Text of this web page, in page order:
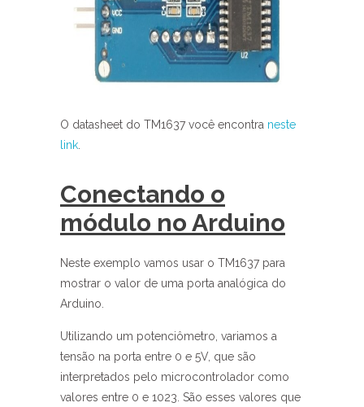
O datasheet do TM1637 você encontra neste
link
Conectando o
módulo no Arduino
Neste exemplo vamos usar o TM1637 para
mostrar o valor de uma porta analógica do
Arduino.
Utilizando um potenciômetro, variamos a
tensão na porta entre 0 e 5V, que são
interpretados pelo microcontrolador como
valores entre 0 e 1023. São esses valores que